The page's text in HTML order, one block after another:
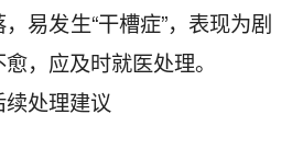
易发生“干槽症”，表现为剧
，应及时就医处理。
处理建议